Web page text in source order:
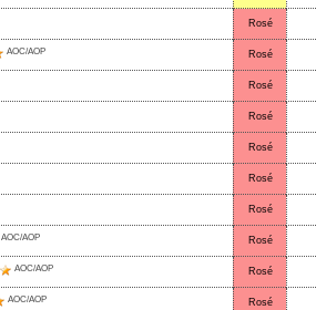
Rosé
AOC/AOP Rosé
Rosé
Rosé
Rosé
Rosé
Rosé
AOC/AOP Rosé
AOC/AOP Rosé
AOC/AOP Rosé